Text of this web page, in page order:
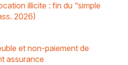
illicite : fin du “simple
2026)
et non-paiement de
assurance